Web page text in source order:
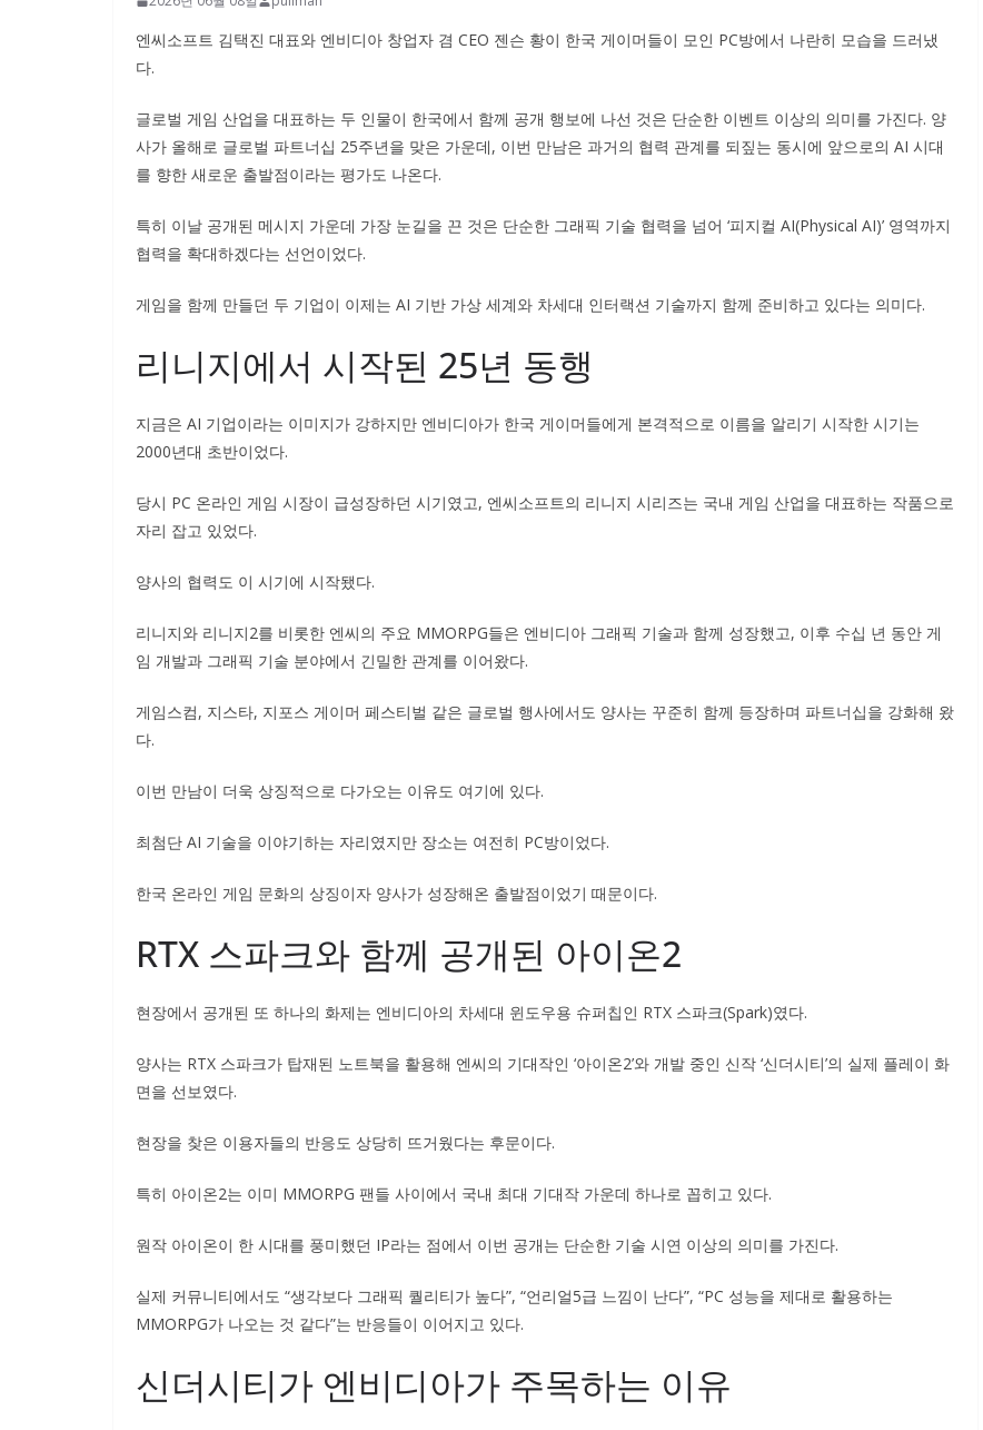
엔씨소프트 김택진 대표와 엔비디아 창업자 겸 CEO 젠슨 황이 한국 게이머들이 모인 PC방에서 나란히 모습을 드러냈
다.
글로벌 게임 산업을 대표하는 두 인물이 한국에서 함께 공개 행보에 나선 것은 단순한 이벤트 이상의 의미를 가진다. 양
사가 올해로 글로벌 파트너십 25주년을 맞은 가운데, 이번 만남은 과거의 협력 관계를 되짚는 동시에 앞으로의 AI 시대
를 향한 새로운 출발점이라는 평가도 나온다.
특히 이날 공개된 메시지 가운데 가장 눈길을 끈 것은 단순한 그래픽 기술 협력을 넘어 ‘피지컬 AI(Physical AI)’ 영역까지
협력을 확대하겠다는 선언이었다.
게임을 함께 만들던 두 기업이 이제는 AI 기반 가상 세계와 차세대 인터랙션 기술까지 함께 준비하고 있다는 의미다.
리니지에서 시작된 25년 동행
지금은 AI 기업이라는 이미지가 강하지만 엔비디아가 한국 게이머들에게 본격적으로 이름을 알리기 시작한 시기는
2000년대 초반이었다.
당시 PC 온라인 게임 시장이 급성장하던 시기였고, 엔씨소프트의 리니지 시리즈는 국내 게임 산업을 대표하는 작품으로
자리 잡고 있었다.
양사의 협력도 이 시기에 시작됐다.
리니지와 리니지2를 비롯한 엔씨의 주요 MMORPG들은 엔비디아 그래픽 기술과 함께 성장했고, 이후 수십 년 동안 게
임 개발과 그래픽 기술 분야에서 긴밀한 관계를 이어왔다.
게임스컴, 지스타, 지포스 게이머 페스티벌 같은 글로벌 행사에서도 양사는 꾸준히 함께 등장하며 파트너십을 강화해 왔
다.
이번 만남이 더욱 상징적으로 다가오는 이유도 여기에 있다.
최첨단 AI 기술을 이야기하는 자리였지만 장소는 여전히 PC방이었다.
한국 온라인 게임 문화의 상징이자 양사가 성장해온 출발점이었기 때문이다.
RTX 스파크와 함께 공개된 아이온2
현장에서 공개된 또 하나의 화제는 엔비디아의 차세대 윈도우용 슈퍼칩인 RTX 스파크(Spark)였다.
양사는 RTX 스파크가 탑재된 노트북을 활용해 엔씨의 기대작인 ‘아이온2’와 개발 중인 신작 ‘신더시티’의 실제 플레이 화
면을 선보였다.
현장을 찾은 이용자들의 반응도 상당히 뜨거웠다는 후문이다.
특히 아이온2는 이미 MMORPG 팬들 사이에서 국내 최대 기대작 가운데 하나로 꼽히고 있다.
원작 아이온이 한 시대를 풍미했던 IP라는 점에서 이번 공개는 단순한 기술 시연 이상의 의미를 가진다.
실제 커뮤니티에서도 “생각보다 그래픽 퀄리티가 높다”, “언리얼5급 느낌이 난다”, “PC 성능을 제대로 활용하는
MMORPG가 나오는 것 같다”는 반응들이 이어지고 있다.
신더시티가 엔비디아가 주목하는 이유